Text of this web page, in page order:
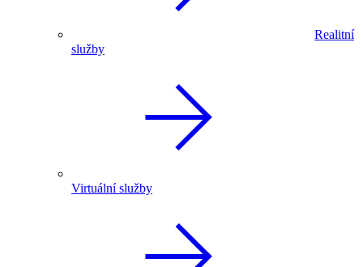
Realitní
služby
Virtuální služby